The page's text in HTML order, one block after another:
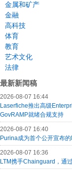
金属和矿产
金融
高科技
体育
教育
艺术文化
法律
最新新闻稿
2026-08-07 16:44
Laserfiche推出高级
GovRAMP就绪合规支持
2026-08-07 16:40
Purina成为首个公开宣布
2026-08-07 16:36
LTM携手Chainguard，通